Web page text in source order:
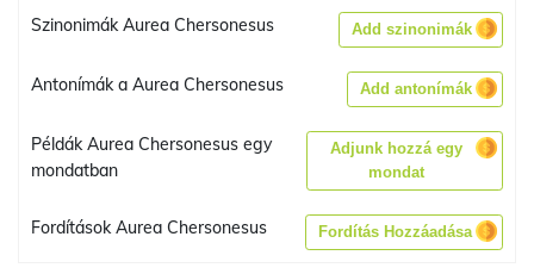
Szinonimák Aurea Chersonesus Add szinonimák
Antonímák a Aurea Chersonesus Add antonímák
Példák Aurea Chersonesus egy
mondatban
Adjunk hozzá egy
mondat
Fordítások Aurea Chersonesus Fordítás Hozzáadása